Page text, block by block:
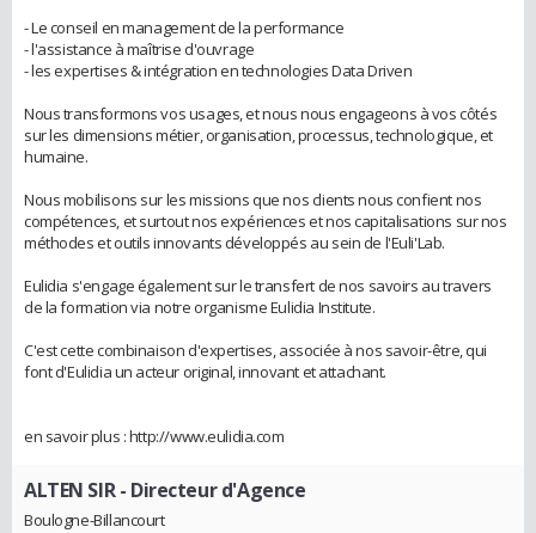
- Le conseil en management de la performance
- l'assistance à maîtrise d'ouvrage
- les expertises & intégration en technologies Data Driven
Nous transformons vos usages, et nous nous engageons à vos côtés
sur les dimensions métier, organisation, processus, technologique, et
humaine.
Nous mobilisons sur les missions que nos clients nous confient nos
compétences, et surtout nos expériences et nos capitalisations sur nos
méthodes et outils innovants développés au sein de l'Euli'Lab.
Eulidia s'engage également sur le transfert de nos savoirs au travers
de la formation via notre organisme Eulidia Institute.
C'est cette combinaison d'expertises, associée à nos savoir-être, qui
font d'Eulidia un acteur original, innovant et attachant.
en savoir plus : http://www.eulidia.com
ALTEN SIR- Directeur d'Agence
Boulogne-Billancourt